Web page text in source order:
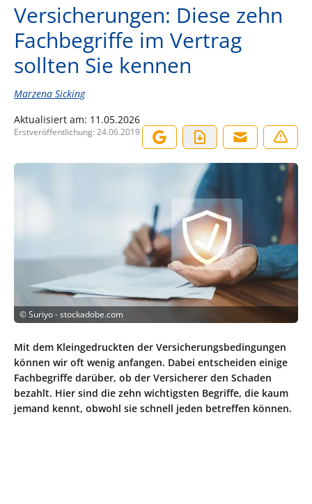
Versicherungen: Diese zehn
Fachbegriffe im Vertrag
sollten Sie kennen
Marzena Sicking
Aktualisiert am: 11.05.2026
Erstveröffentlichung: 24.06.2019
©Suriyo - stockadobe.com
Mit dem Kleingedruckten der Versicherungsbedingungen
können wir oft wenig anfangen. Dabei entscheiden einige
Fachbegriffe darüber, ob der Versicherer den Schaden
bezahlt. Hier sind die zehn wichtigsten Begriffe, die kaum
jemand kennt, obwohl sie schnell jeden betreffen können.